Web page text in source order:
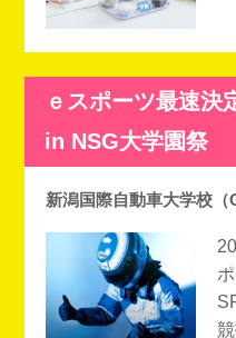
ｅスポーツ最速決
in NSG大学園祭
新潟国際自動車大学校（